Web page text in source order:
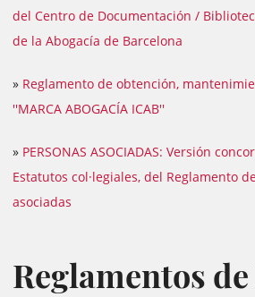
del Centro de Documentación /
de la Abogacía de Barcelona
» Reglamento de obtención,
''MARCA ABOGACÍA ICAB''
» PERSONAS ASOCIADAS: Versión
Estatutos col·legiales, del Reglamento
asociadas
Reglamentos